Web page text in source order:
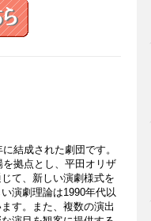
結成された劇団です。
拠点とし、平田オリザ
て、新しい演劇様式を
演劇理論は1990年代以
す。また、複数の演出